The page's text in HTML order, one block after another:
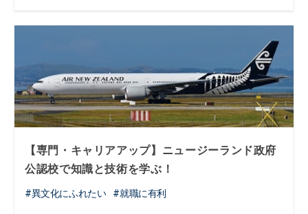
【専門・キャリアアップ】ニュージーランド政府
公認校で知識と技術を学ぶ！
異文化にふれたい 就職に有利